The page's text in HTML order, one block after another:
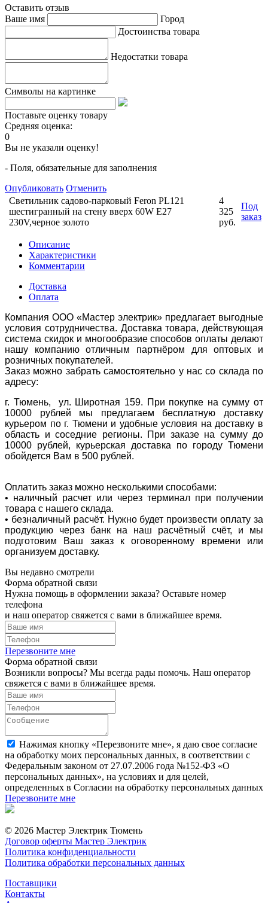
Оставить отзыв
Ваше имя
Город
Достоинства товара
Недостатки товара
Символы на картинке
Поставьте оценку товару
Средняя оценка:
0
Вы не указали оценку!
- Поля, обязательные для заполнения
Опубликовать Отменить
Светильник садово-парковый Feron PL121
шестигранный на стену вверх 60W E27
230V,черное золото
4
325
руб.
Под
заказ
Описание
Характеристики
Комментарии
Доставка
Оплата
Компания ООО «Мастер электрик» предлагает выгодные
условия сотрудничества. Доставка товара, действующая
система скидок и многообразие способов оплаты делают
нашу компанию отличным партнёром для оптовых и
розничных покупателей.
Заказ можно забрать самостоятельно у нас со склада по
адресу:
г. Тюмень, ул. Широтная 159. При покупке на сумму от
10000 рублей мы предлагаем бесплатную доставку
курьером по г. Тюмени и удобные условия на доставку в
область и соседние регионы. При заказе на сумму до
10000 рублей, курьерская доставка по городу Тюмени
обойдется Вам в 500 рублей.
Оплатить заказ можно несколькими способами:
• наличный расчет или через терминал при получении
товара с нашего склада.
• безналичный расчёт. Нужно будет произвести оплату за
продукцию через банк на наш расчётный счёт, и мы
подготовим Ваш заказ к оговоренному времени или
организуем доставку.
Вы недавно смотрели
Форма обратной связи
Нужна помощь в оформлении заказа? Оставьте номер
телефона
и наш оператор свяжется с вами в ближайшее время.
Перезвоните мне
Форма обратной связи
Возникли вопросы? Мы всегда рады помочь. Наш оператор
свяжется с вами в ближайшее время.
Нажимая кнопку «Перезвоните мне», я даю свое согласие
на обработку моих персональных данных, в соответствии с
Федеральным законом от 27.07.2006 года №152-ФЗ «О
персональных данных», на условиях и для целей,
определенных в Согласии на обработку персональных данных
Перезвоните мне
© 2026 Мастер Электрик Тюмень
Договор оферты Мастер Электрик
Политика конфиденциальности
Политика обработки персональных данных
Поставщики
Контакты